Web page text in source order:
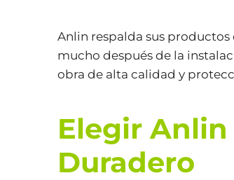
Anlin respalda sus
mucho después de la
obra de alta calidad y
Elegir
Duradero